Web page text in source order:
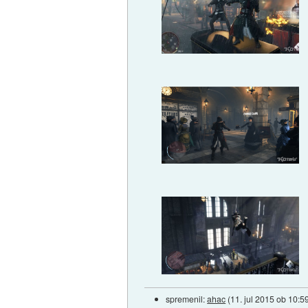
spremenil:ahac (11. jul 2015 ob